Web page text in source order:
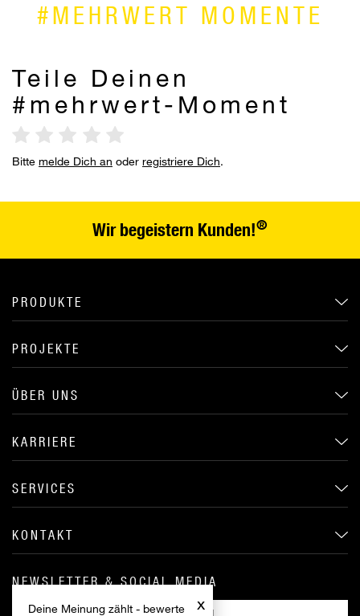
x
Deine Meinung zählt - bewerte
#MEHRWERT MOMENTE
Teile Deinen
#mehrwert-Moment
Bitte melde Dich an oder registriere Dich.
Wir begeistern Kunden!®
PRODUKTE
PROJEKTE
ÜBER UNS
KARRIERE
SERVICES
KONTAKT
NEWSLETTER & SOCIAL MEDIA